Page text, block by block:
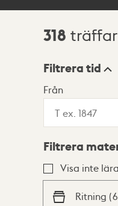
318
Visningsläge
Lista
Filtrera tid
Från
Filtrera
Visa inte
Ritning (